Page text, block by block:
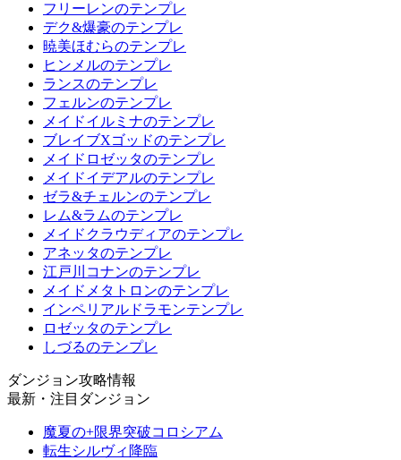
フリーレンのテンプレ
デク&爆豪のテンプレ
暁美ほむらのテンプレ
ヒンメルのテンプレ
ランスのテンプレ
フェルンのテンプレ
メイドイルミナのテンプレ
ブレイブXゴッドのテンプレ
メイドロゼッタのテンプレ
メイドイデアルのテンプレ
ゼラ&チェルンのテンプレ
レム&ラムのテンプレ
メイドクラウディアのテンプレ
アネッタのテンプレ
江戸川コナンのテンプレ
メイドメタトロンのテンプレ
インペリアルドラモンテンプレ
ロゼッタのテンプレ
しづるのテンプレ
ダンジョン攻略情報
最新・注目ダンジョン
魔夏の+限界突破コロシアム
転生シルヴィ降臨